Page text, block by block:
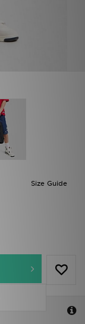
Size Guide